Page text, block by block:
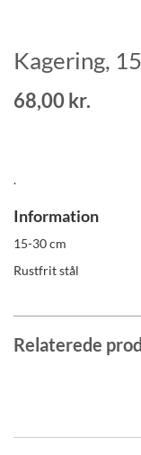
Gå
til
starten
af
Kagering,
68,00 kr.
.
Information
15-30 cm
Rustfrit stål
Relaterede